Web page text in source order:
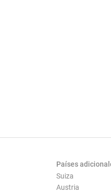
Países
Suiza
Austria